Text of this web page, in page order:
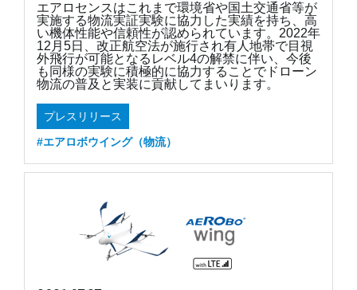
エアロセンスはこれまで環境省や国土交通省等が
実施する物流実証実験に協力した実績を持ち、高
い機体性能や信頼性が認められています。2022年
12月5日、改正航空法が施行され有人地帯で目視
外飛行が可能となるレベル4の解禁に伴い、今後
も同様の実験に積極的に協力することでドローン
物流の普及と実装に貢献してまいります。
プレスリリース
#エアロボウイング（物流）